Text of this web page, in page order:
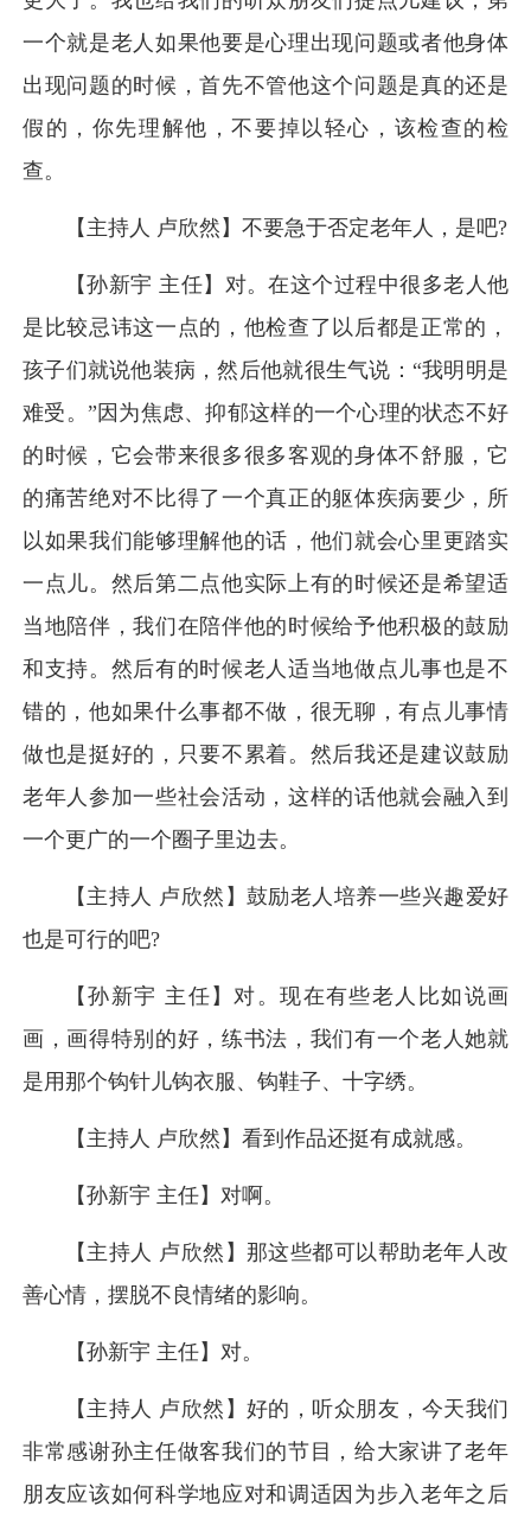
一个就是老人如果他要是心理出现问题或者他身体
出现问题的时候，首先不管他这个问题是真的还是
假的，你先理解他，不要掉以轻心，该检查的检
查。
【主持人 卢欣然】不要急于否定老年人，是吧?
【孙新宇 主任】对。在这个过程中很多老人他
是比较忌讳这一点的，他检查了以后都是正常的，
孩子们就说他装病，然后他就很生气说：“我明明是
难受。”因为焦虑、抑郁这样的一个心理的状态不好
的时候，它会带来很多很多客观的身体不舒服，它
的痛苦绝对不比得了一个真正的躯体疾病要少，所
以如果我们能够理解他的话，他们就会心里更踏实
一点儿。然后第二点他实际上有的时候还是希望适
当地陪伴，我们在陪伴他的时候给予他积极的鼓励
和支持。然后有的时候老人适当地做点儿事也是不
错的，他如果什么事都不做，很无聊，有点儿事情
做也是挺好的，只要不累着。然后我还是建议鼓励
老年人参加一些社会活动，这样的话他就会融入到
一个更广的一个圈子里边去。
【主持人 卢欣然】鼓励老人培养一些兴趣爱好
也是可行的吧?
【孙新宇 主任】对。现在有些老人比如说画
画，画得特别的好，练书法，我们有一个老人她就
是用那个钩针儿钩衣服、钩鞋子、十字绣。
【主持人 卢欣然】看到作品还挺有成就感。
【孙新宇 主任】对啊。
【主持人 卢欣然】那这些都可以帮助老年人改
善心情，摆脱不良情绪的影响。
【孙新宇 主任】对。
【主持人 卢欣然】好的，听众朋友，今天我们
非常感谢孙主任做客我们的节目，给大家讲了老年
朋友应该如何科学地应对和调适因为步入老年之后